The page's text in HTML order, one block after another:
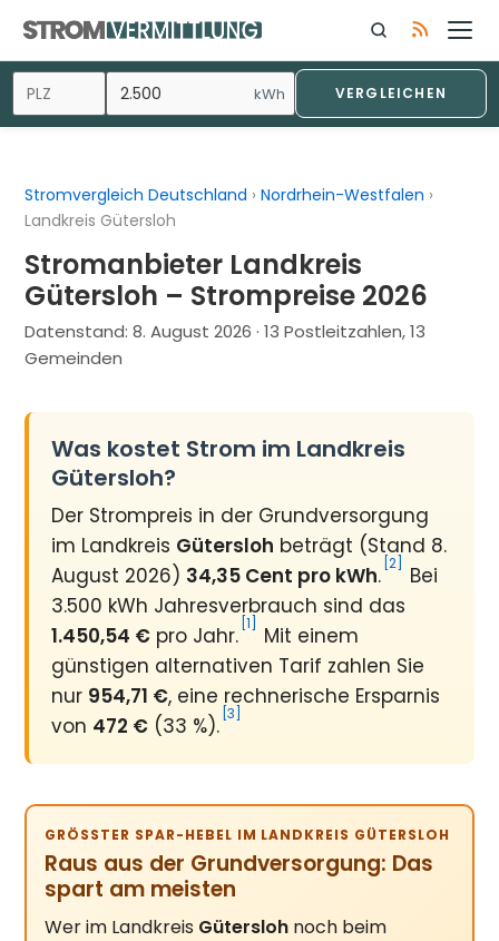
Inhalt
springen
kWh VERGLEICHEN
Stromvergleich Deutschland ›Nordrhein-Westfalen ›
Landkreis Gütersloh
Stromanbieter Landkreis
Gütersloh – Strompreise 2026
Datenstand:8. August 2026 · 13 Postleitzahlen, 13
Gemeinden
Was kostet Strom im Landkreis
Gütersloh?
Der Strompreis in der Grundversorgung
im Landkreis Gütersloh beträgt (Stand 8.
August 2026) 34,35 Cent pro kWh. [2]
Bei
3.500 kWh Jahresverbrauch sind das
1.450,54 € pro Jahr. [1]
Mit einem
günstigen alternativen Tarif zahlen Sie
nur 954,71 €, eine rechnerische Ersparnis
von 472 € (33 %). [3]
GRÖSSTER SPAR-HEBEL IM LANDKREIS GÜTERSLOH
Raus aus der Grundversorgung: Das
spart am meisten
Wer im Landkreis Gütersloh noch beim